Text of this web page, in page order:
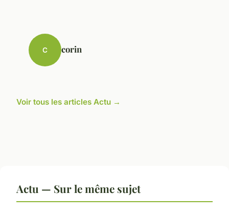
C corin
Voir tous les articles Actu →
Actu — Sur le même sujet